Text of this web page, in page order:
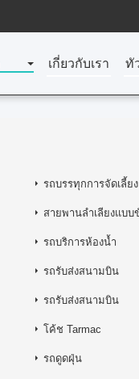
เกี่ยวกับเรา ทั
รถบรรทุกการจัดเลี้ยง
สายพานลำเลียงแบบ
รถบริการห้องน้ำ
รถรับส่งสนามบิน
รถรับส่งสนามบิน
โค้ช Tarmac
รถดูดฝุ่น